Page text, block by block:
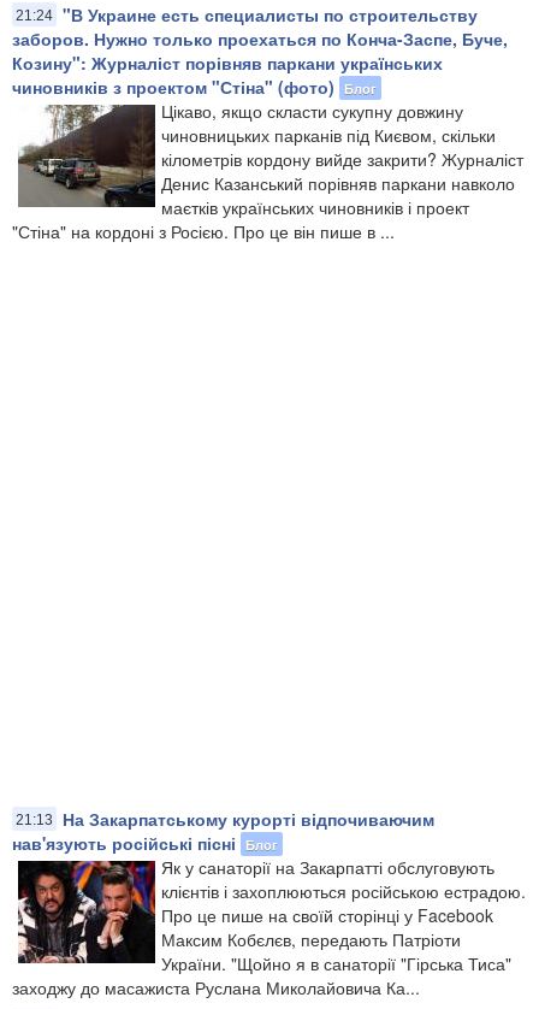
21:24 "В Украине есть специалисты по строительству
заборов. Нужно только проехаться по Конча-Заспе, Буче,
Козину": Журналіст порівняв паркани українських
чиновників з проектом "Стіна" (фото)
Блог
Цікаво, якщо скласти сукупну довжину
чиновницьких парканів під Києвом, скільки
кілометрів кордону вийде закрити? Журналіст
Денис Казанський порівняв паркани навколо
маєтків українських чиновників і проект
"Стіна" на кордоні з Росією. Про це він пише в ...
21:13
На Закарпатському курорті відпочиваючим
нав'язують російські пісні
Блог
Як у санаторії на Закарпатті обслуговують
клієнтів і захоплюються російською естрадою.
Про це пише на своїй сторінці у Facebook
Максим Кобєлєв, передають Патріоти
України. "Щойно я в санаторії "Гірська Тиса"
заходжу до масажиста Руслана Миколайовича Ка...